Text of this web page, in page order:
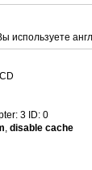
3 ID: 0
,disable cache